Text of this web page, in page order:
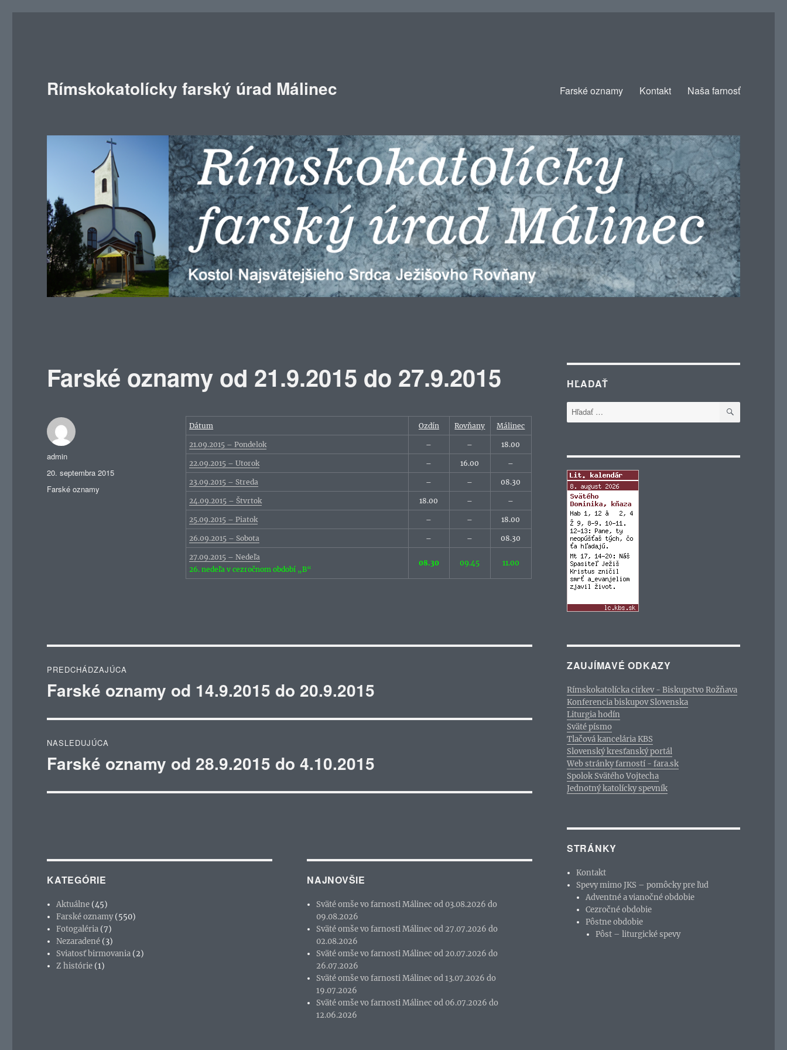
Rímskokatolícky farský úrad Málinec Farské oznamy Kontakt Naša farnosť
Farské oznamy od 21.9.2015 do 27.9.2015
Dátum Ozdín Rovňany Málinec
21.09.2015 – Pondelok – – 18.00
22.09.2015 – Utorok – 16.00 –
23.09.2015 – Streda – – 08.30
24.09.2015 – Štvrtok 18.00 – –
25.09.2015 – Piatok – – 18.00
26.09.2015 – Sobota – – 08.30
27.09.2015 – Nedeľa
26. nedeľa v cezročnom období „B“
08.30 09.45 11.00
Autor
admin
Publikované
20. septembra 2015
Kategórie
Farské oznamy
v
PREDCHÁDZAJÚCA
Predchádzajúci
Farské oznamy od 14.9.2015 do 20.9.2015
NASLEDUJÚCA
Ďalší
Farské oznamy od 28.9.2015 do 4.10.2015
KATEGÓRIE
Aktuálne (45)
Farské oznamy(550)
Fotogaléria (7)
Nezaradené (3)
Sviatosť birmovania (2)
Z histórie (1)
NAJNOVŠIE
Sväté omše vo farnosti Málinec od 03.08.2026 do
09.08.2026
Sväté omše vo farnosti Málinec od 27.07.2026 do
02.08.2026
Sväté omše vo farnosti Málinec od 20.07.2026 do
26.07.2026
Sväté omše vo farnosti Málinec od 13.07.2026 do
19.07.2026
Sväté omše vo farnosti Málinec od 06.07.2026 do
12.06.2026
HĽADAŤ
Hľadať:
ZAUJÍMAVÉ ODKAZY
Rímskokatolícka cirkev - Biskupstvo Rožňava
Konferencia biskupov Slovenska
Liturgia hodín
Sväté písmo
Tlačová kancelária KBS
Slovenský kresťanský portál
Web stránky farností - fara.sk
Spolok Svätého Vojtecha
Jednotný katolícky spevník
STRÁNKY
Kontakt
Spevy mimo JKS – pomôcky pre ľud
Adventné a vianočné obdobie
Cezročné obdobie
Pôstne obdobie
Pôst – liturgické spevy